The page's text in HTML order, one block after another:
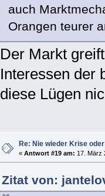
auch
Orangen teurer
Der Markt
Interessen der
diese Lügen
Re: Nie wieder Krise
« Antwort #19 am: 17. März
Zitat von: